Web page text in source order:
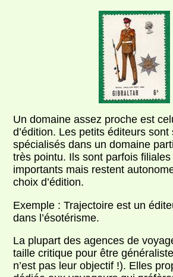
Un domaine assez proche est
d’édition. Les petits éditeurs sont
spécialisés dans un domaine
très pointu. Ils sont parfois
importants mais restent
choix d’édition.
Exemple : Trajectoire est un
dans l’ésotérisme.
La plupart des agences de
taille critique pour être
n’est pas leur objectif !). Elles